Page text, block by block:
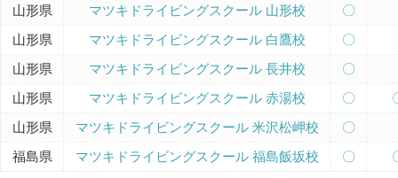
山形県
マツキドライビングスクール 山形校
〇
山形県
マツキドライビングスクール 白鷹校
〇
山形県
マツキドライビングスクール 長井校
〇
山形県
マツキドライビングスクール 赤湯校 〇
山形県
マツキドライビングスクール 米沢松岬校
〇
福島県
マツキドライビングスクール 福島飯坂校 〇